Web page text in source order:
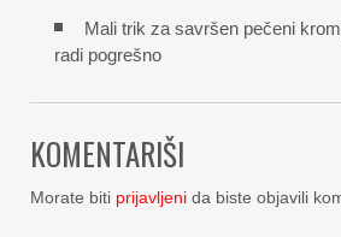
Mali trik za savršen pečeni
radi pogrešno
KOMENTARIŠI
Morate biti prijavljeni da biste objavili